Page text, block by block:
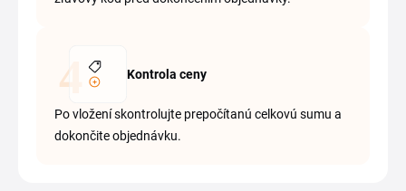
Kontrola ceny
Po vložení skontrolujte prepočítanú celkovú sumu a
dokončite objednávku.